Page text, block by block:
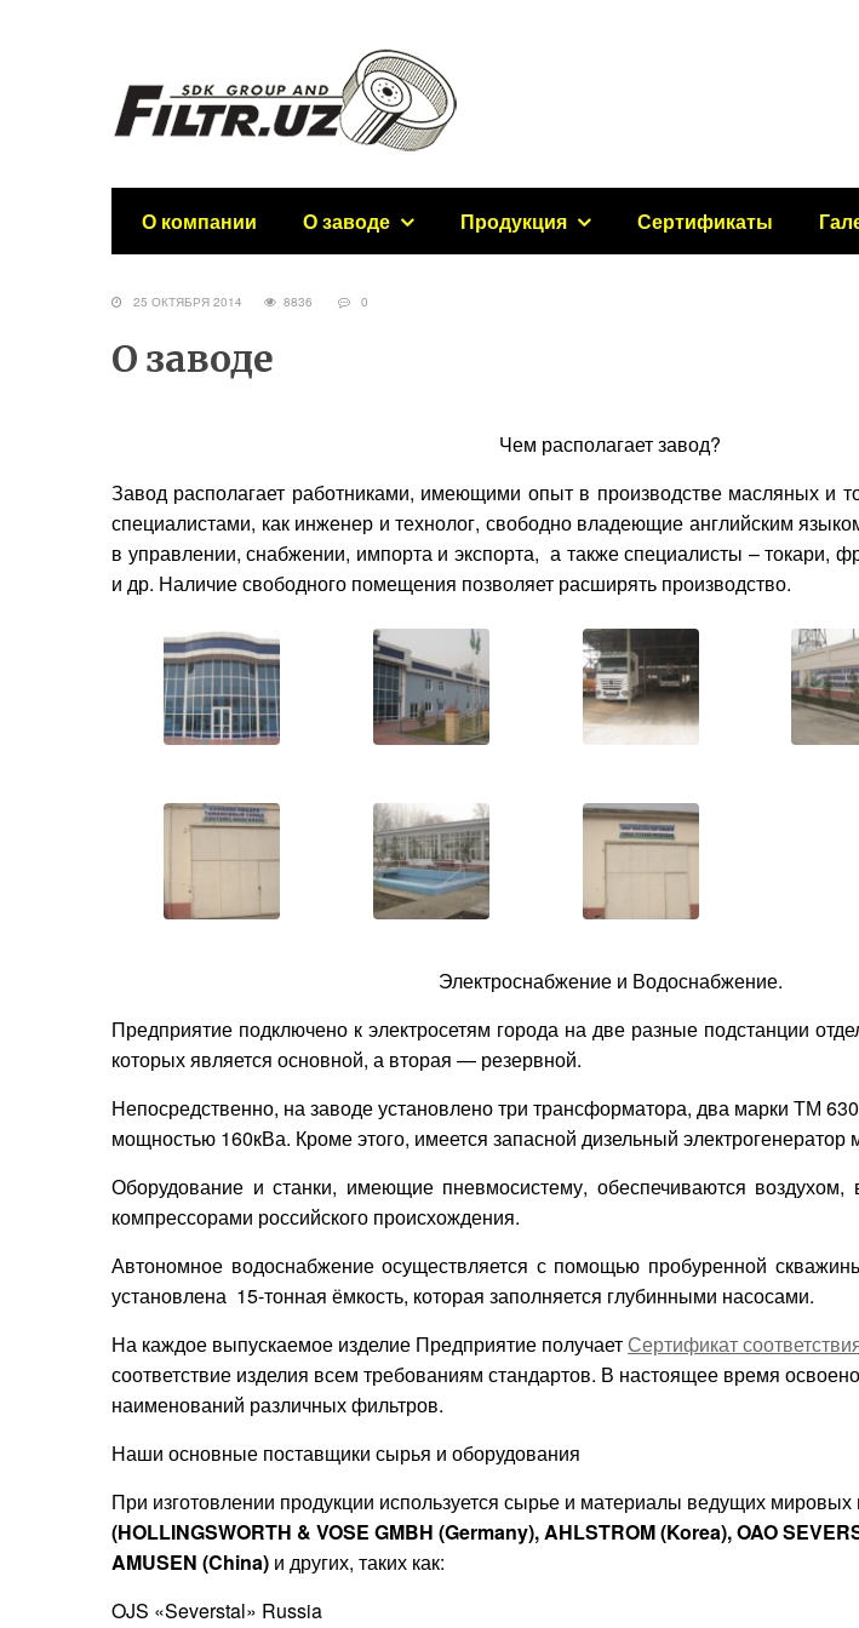
О компании О заводе Продукция Сертификаты
25 ОКТЯБРЯ 2014 8836 0
О заводе
Чем располагает завод?
Завод располагает работниками, имеющими опыт в производстве масляных и
специалистами, как инженер и технолог, свободно владеющие английским
в управлении, снабжении, импорта и экспорта, а также специалисты – токари,
и др. Наличие свободного помещения позволяет расширять производство.
Электроснабжение и Водоснабжение.
Предприятие подключено к электросетям города на две разные подстанции
которых является основной, а вторая — резервной.
Непосредственно, на заводе установлено три трансформатора, два марки ТМ
мощностью 160кВа. Кроме этого, имеется запасной дизельный
Оборудование и станки, имеющие пневмосистему, обеспечиваются
компрессорами российского происхождения.
Автономное водоснабжение осуществляется с помощью пробуренной
установлена 15-тонная ёмкость, которая заполняется глубинными насосами.
На каждое выпускаемое изделие Предприятие получаетСертификат
соответствие изделия всем требованиям стандартов. В настоящее время
наименований различных фильтров.
Наши основные поставщики сырья и оборудования
При изготовлении продукции используется сырье и материалы ведущих мировых
(HOLLINGSWORTH & VOSE GMBH (Germany), AHLSTROM (Korea), OAO
AMUSEN (China) и других, таких как:
OJS «Severstal» Russia